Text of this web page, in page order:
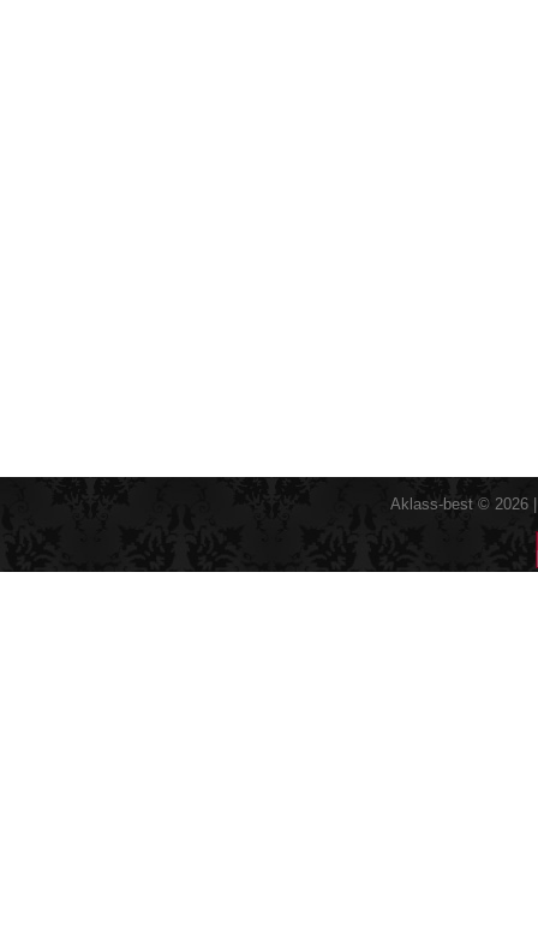
Aklass-best © 2026